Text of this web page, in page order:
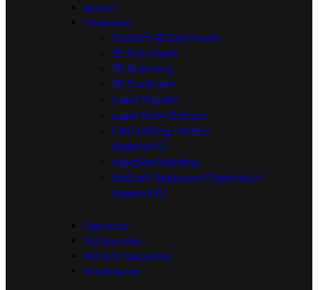
Αρχική
Υπηρεσίες
Custom 3D Εκτύπωση
3D Εκτύπωση
3D Scanning
3D Σχεδίαση
Laser Χάραξη
Laser Κοπή/Εκτομή
CNC Milling / Κοπή |
MakersXYZ
Injection Molding
Μαζική Παραγωγή Πλαστικού |
MakersXYZ
Προιόντα
Τα Έργα Μας
Νέα & Ενημερώσεις
Επικοινωνία